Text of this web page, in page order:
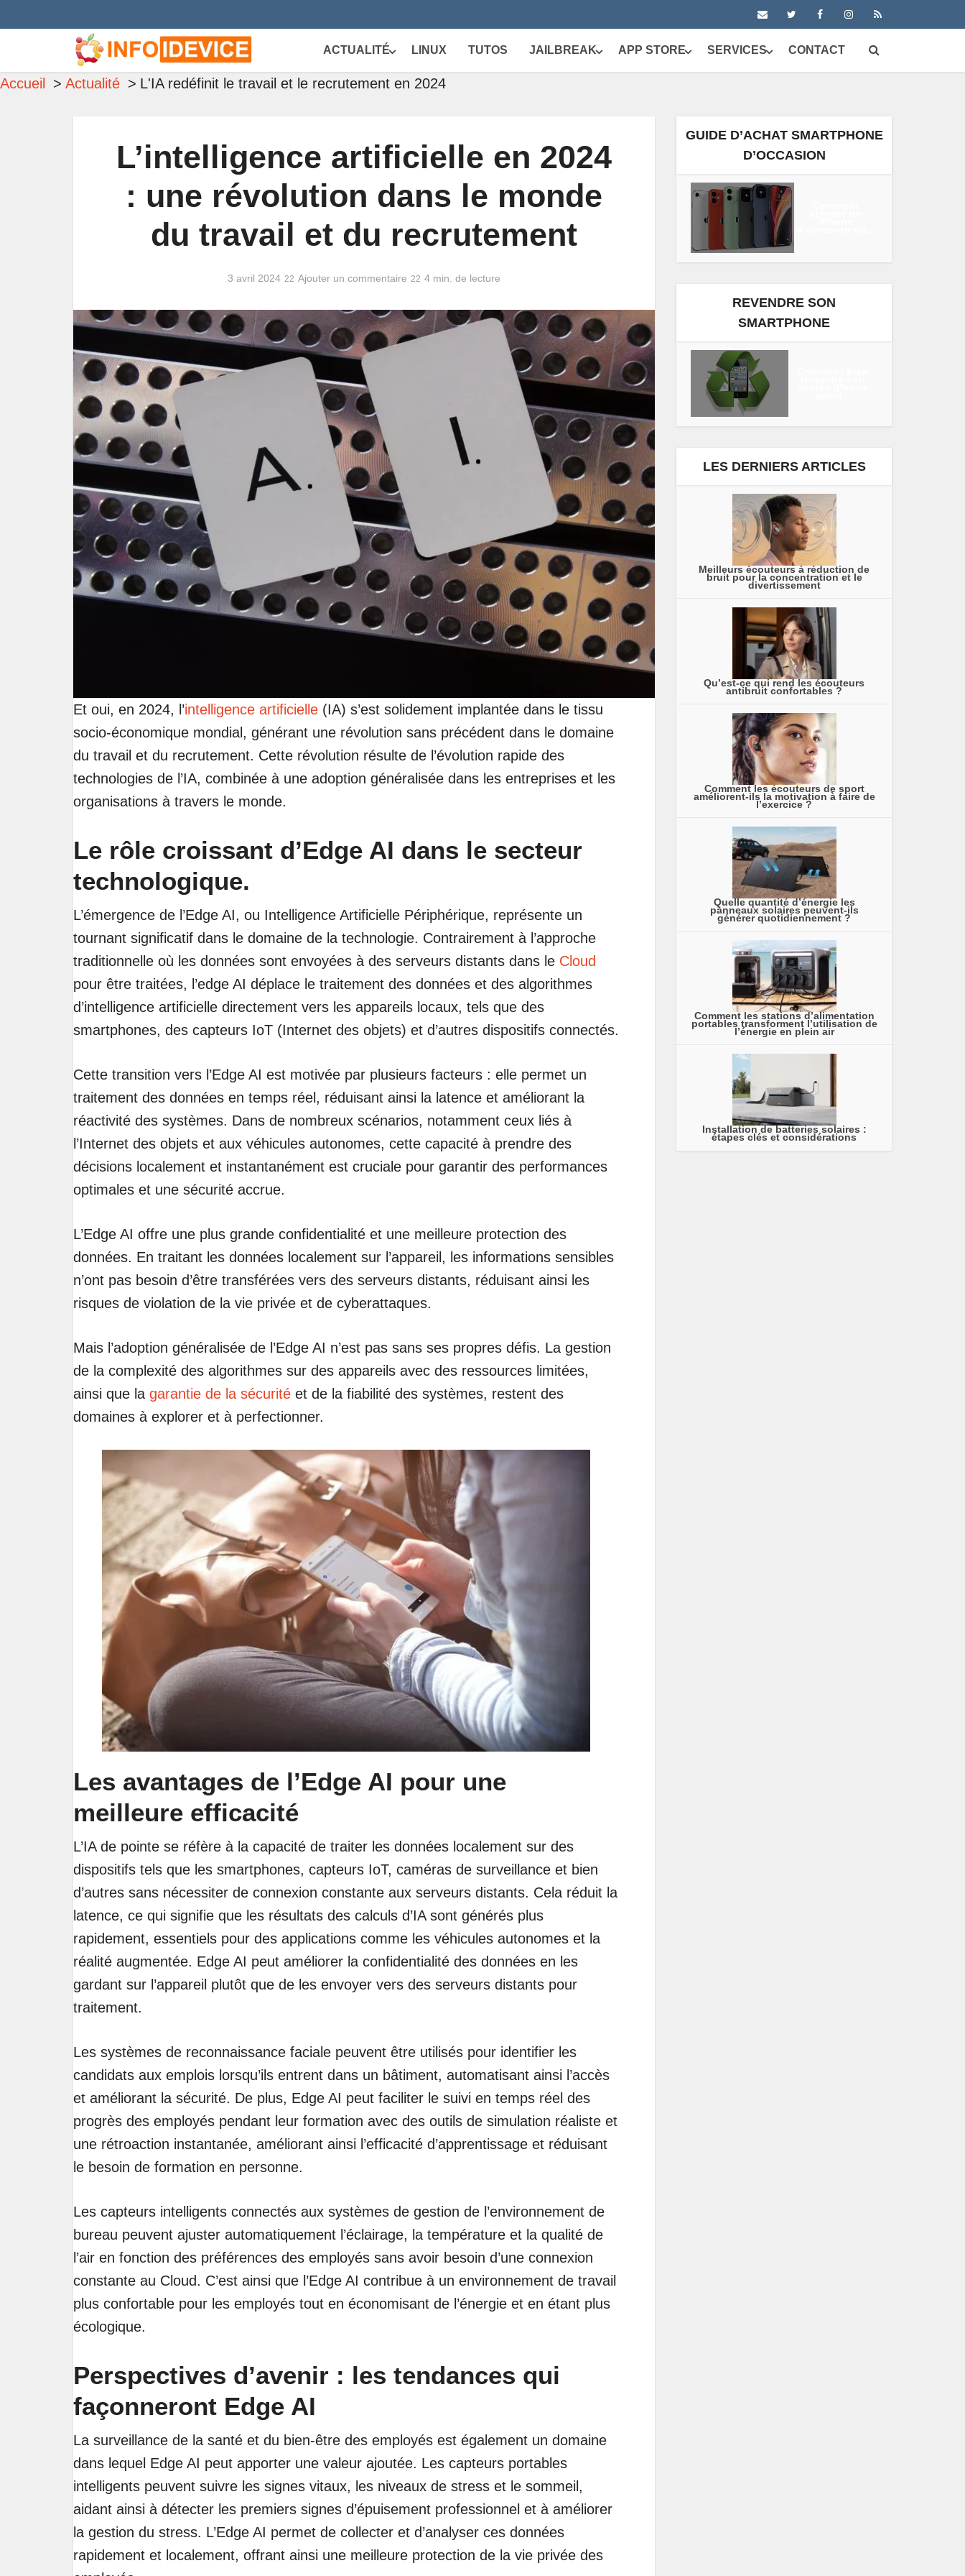
ACTUALITÉ LINUX TUTOS JAILBREAK APP STORE SERVICES CONTACT
Accueil Actualité L'IA redéfinit le travail et le recrutement en 2024
L’intelligence artificielle en 2024
: une révolution dans le monde
du travail et du recrutement
3 avril 2024 Ajouter un commentaire 4 min. de lecture
Et oui, en 2024, l’intelligence artificielle (IA) s’est solidement implantée dans le tissu
socio-économique mondial, générant une révolution sans précédent dans le domaine
du travail et du recrutement. Cette révolution résulte de l’évolution rapide des
technologies de l’IA, combinée à une adoption généralisée dans les entreprises et les
organisations à travers le monde.
Le rôle croissant d’Edge AI dans le secteur
technologique.
L’émergence de l’Edge AI, ou Intelligence Artificielle Périphérique, représente un
tournant significatif dans le domaine de la technologie. Contrairement à l’approche
traditionnelle où les données sont envoyées à des serveurs distants dans le Cloud
pour être traitées, l’edge AI déplace le traitement des données et des algorithmes
d’intelligence artificielle directement vers les appareils locaux, tels que des
smartphones, des capteurs IoT (Internet des objets) et d’autres dispositifs connectés.
Cette transition vers l’Edge AI est motivée par plusieurs facteurs : elle permet un
traitement des données en temps réel, réduisant ainsi la latence et améliorant la
réactivité des systèmes. Dans de nombreux scénarios, notamment ceux liés à
l’Internet des objets et aux véhicules autonomes, cette capacité à prendre des
décisions localement et instantanément est cruciale pour garantir des performances
optimales et une sécurité accrue.
L’Edge AI offre une plus grande confidentialité et une meilleure protection des
données. En traitant les données localement sur l’appareil, les informations sensibles
n’ont pas besoin d’être transférées vers des serveurs distants, réduisant ainsi les
risques de violation de la vie privée et de cyberattaques.
Mais l’adoption généralisée de l’Edge AI n’est pas sans ses propres défis. La gestion
de la complexité des algorithmes sur des appareils avec des ressources limitées,
ainsi que la garantie de la sécurité et de la fiabilité des systèmes, restent des
domaines à explorer et à perfectionner.
Les avantages de l’Edge AI pour une
meilleure efficacité
L’IA de pointe se réfère à la capacité de traiter les données localement sur des
dispositifs tels que les smartphones, capteurs IoT, caméras de surveillance et bien
d’autres sans nécessiter de connexion constante aux serveurs distants. Cela réduit la
latence, ce qui signifie que les résultats des calculs d’IA sont générés plus
rapidement, essentiels pour des applications comme les véhicules autonomes et la
réalité augmentée. Edge AI peut améliorer la confidentialité des données en les
gardant sur l’appareil plutôt que de les envoyer vers des serveurs distants pour
traitement.
Les systèmes de reconnaissance faciale peuvent être utilisés pour identifier les
candidats aux emplois lorsqu’ils entrent dans un bâtiment, automatisant ainsi l’accès
et améliorant la sécurité. De plus, Edge AI peut faciliter le suivi en temps réel des
progrès des employés pendant leur formation avec des outils de simulation réaliste et
une rétroaction instantanée, améliorant ainsi l’efficacité d’apprentissage et réduisant
le besoin de formation en personne.
Les capteurs intelligents connectés aux systèmes de gestion de l’environnement de
bureau peuvent ajuster automatiquement l’éclairage, la température et la qualité de
l’air en fonction des préférences des employés sans avoir besoin d’une connexion
constante au Cloud. C’est ainsi que l’Edge AI contribue à un environnement de travail
plus confortable pour les employés tout en économisant de l’énergie et en étant plus
écologique.
Perspectives d’avenir : les tendances qui
façonneront Edge AI
La surveillance de la santé et du bien-être des employés est également un domaine
dans lequel Edge AI peut apporter une valeur ajoutée. Les capteurs portables
intelligents peuvent suivre les signes vitaux, les niveaux de stress et le sommeil,
aidant ainsi à détecter les premiers signes d’épuisement professionnel et à améliorer
la gestion du stress. L’Edge AI permet de collecter et d’analyser ces données
rapidement et localement, offrant ainsi une meilleure protection de la vie privée des
GUIDE D’ACHAT SMARTPHONE
D’OCCASION
REVENDRE SON
SMARTPHONE
LES DERNIERS ARTICLES
Meilleurs écouteurs à réduction de
bruit pour la concentration et le
divertissement
Qu’est-ce qui rend les écouteurs
antibruit confortables ?
Comment les écouteurs de sport
améliorent-ils la motivation à faire de
l’exercice ?
Quelle quantité d’énergie les
panneaux solaires peuvent-ils
générer quotidiennement ?
Comment les stations d’alimentation
portables transforment l’utilisation de
l’énergie en plein air
Installation de batteries solaires :
étapes clés et considérations